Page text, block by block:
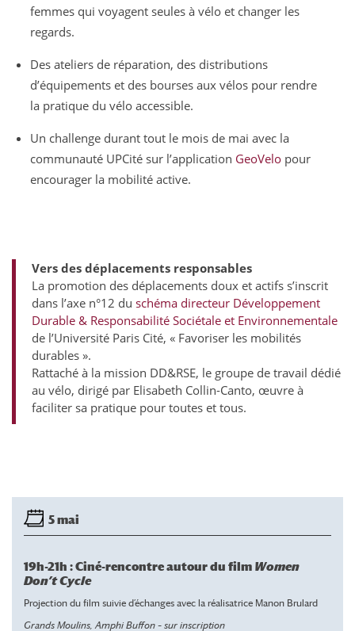
femmes qui voyagent seules à vélo et changer les
regards.
Des ateliers de réparation, des distributions
d’équipements et des bourses aux vélos pour rendre
la pratique du vélo accessible.
Un challenge durant tout le mois de mai avec la
communauté UPCité sur l’application GeoVelo pour
encourager la mobilité active.
Vers des déplacements responsables
La promotion des déplacements doux et actifs s’inscrit
dans l’axe n°12 du schéma directeur Développement
Durable & Responsabilité Sociétale et Environnementale
de l’Université Paris Cité, « Favoriser les mobilités
durables ».
Rattaché à la mission DD&RSE, le groupe de travail dédié
au vélo, dirigé par Elisabeth Collin-Canto, œuvre à
faciliter sa pratique pour toutes et tous.
5 mai
19h-21h : Ciné-rencontre autour du film Women
Don’t Cycle
Projection du film suivie d’échanges avec la réalisatrice Manon Brulard
Grands Moulins, Amphi Buffon – sur inscription